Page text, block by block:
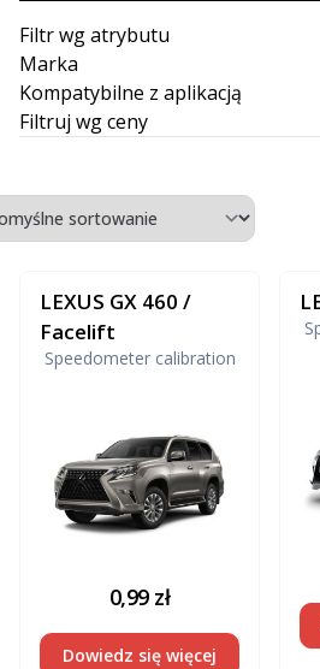
Filtr wg atrybutu
Marka
Kompatybilne z aplikacją
Filtruj wg ceny
LEXUS GX 460 /
Facelift
Speedometer calibration
0,99 zł
Dowiedz się więcej